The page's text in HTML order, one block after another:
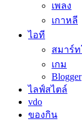
เพลง
เกาหลี
ไอที
สมาร์
เกม
Blogger
ไลฟ์สไตล์
vdo
ของกิน